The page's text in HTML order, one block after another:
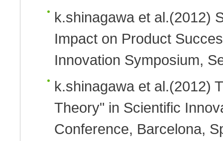
k.shinagawa et al.(2012)
Impact on Product
Innovation Symposium,
k.shinagawa et al.(2012)
Theory" in Scientific
Conference, Barcelona,